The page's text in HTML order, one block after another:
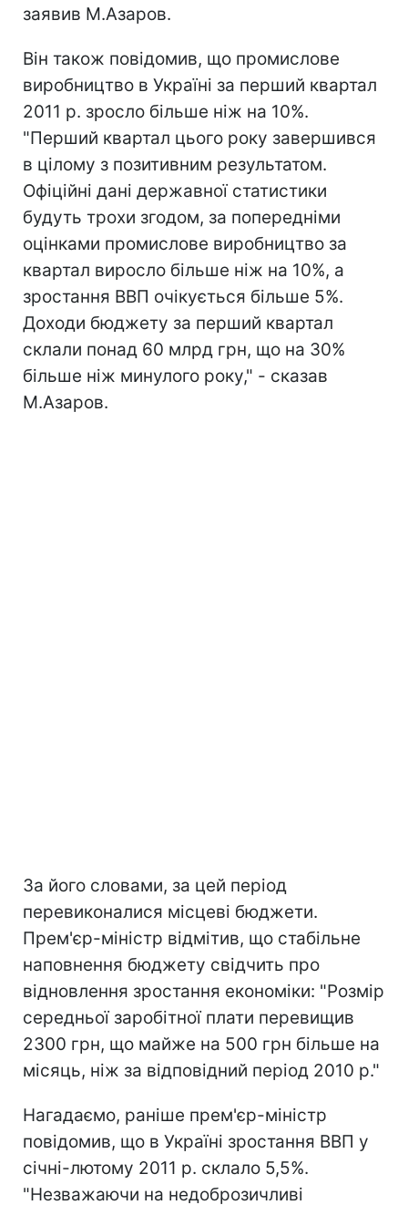
заявив М.Азаров.
Він також повідомив, що промислове
виробництво в Україні за перший квартал
2011 р. зросло більше ніж на 10%.
"Перший квартал цього року завершився
в цілому з позитивним результатом.
Офіційні дані державної статистики
будуть трохи згодом, за попередніми
оцінками промислове виробництво за
квартал виросло більше ніж на 10%, а
зростання ВВП очікується більше 5%.
Доходи бюджету за перший квартал
склали понад 60 млрд грн, що на 30%
більше ніж минулого року," - сказав
М.Азаров.
За його словами, за цей період
перевиконалися місцеві бюджети.
Прем'єр-міністр відмітив, що стабільне
наповнення бюджету свідчить про
відновлення зростання економіки: "Розмір
середньої заробітної плати перевищив
2300 грн, що майже на 500 грн більше на
місяць, ніж за відповідний період 2010 р."
Нагадаємо, раніше прем'єр-міністр
повідомив, що в Україні зростання ВВП у
січні-лютому 2011 р. склало 5,5%.
"Незважаючи на недоброзичливі